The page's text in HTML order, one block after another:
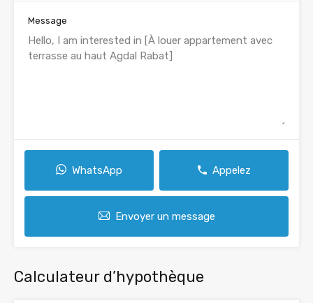
Message
WhatsApp Appelez
Envoyer un message
Calculateur d’hypothèque